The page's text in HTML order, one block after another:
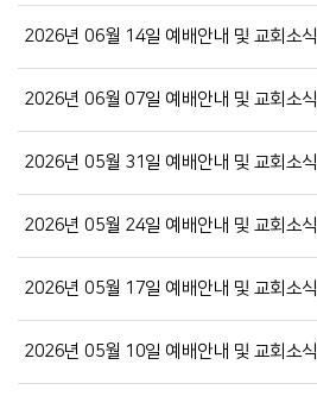
2026년 06월 14일 예배안내 및 교회소식
2026년 06월 07일 예배안내 및 교회소식
2026년 05월 31일 예배안내 및 교회소식
2026년 05월 24일 예배안내 및 교회소식
2026년 05월 17일 예배안내 및 교회소식
2026년 05월 10일 예배안내 및 교회소식